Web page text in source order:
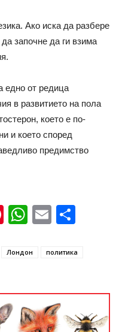
Ако иска да разбере
започне да ги взима
едно от редица
в развитието на пола
което е по-
и което според
предимство
Pinterest
WhatsApp
Email
Лондон
политика